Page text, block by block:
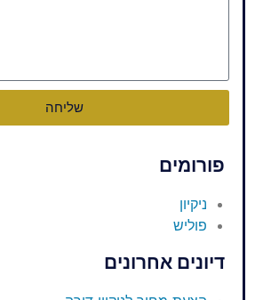
שליחה
פורומים
ניקיון
פוליש
דיונים אחרונים